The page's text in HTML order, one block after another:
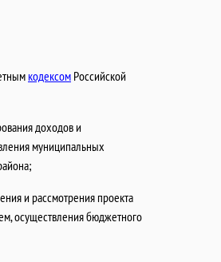
кодексом Российской
доходов и
муниципальных
и рассмотрения проекта
осуществления бюджетного